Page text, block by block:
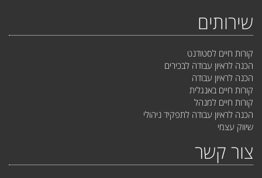
שירותים
קורות חיים לסטודנט
הכנה לראיון עבודה לבכירים
הכנה לראיון עבודה
קורות חיים באנגלית
קורות חיים למנהל
הכנה לראיון עבודה לתפקיד ניהולי
שיווק עצמי
צור קשר